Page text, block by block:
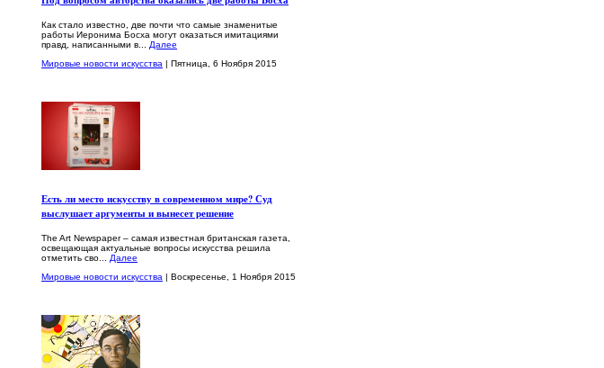
Как стало известно, две почти что самые знаменитые
работы Иеронима Босха могут оказаться имитациями
правд, написанными в... Далее
Мировые новости искусства | Пятница, 6 Ноября 2015
Есть ли место искусству в современном мире? Суд
выслушает аргументы и вынесет решение
The Art Newspaper – самая известная британская газета,
освещающая актуальные вопросы искусства решила
отметить сво... Далее
Мировые новости искусства | Воскресенье, 1 Ноября 2015